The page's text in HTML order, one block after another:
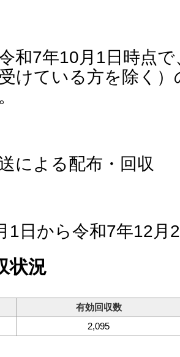
和7年10月1日時点
けている方を除く
による配布・回収
1日から令和7年12月
状況
有効回収数
2,095